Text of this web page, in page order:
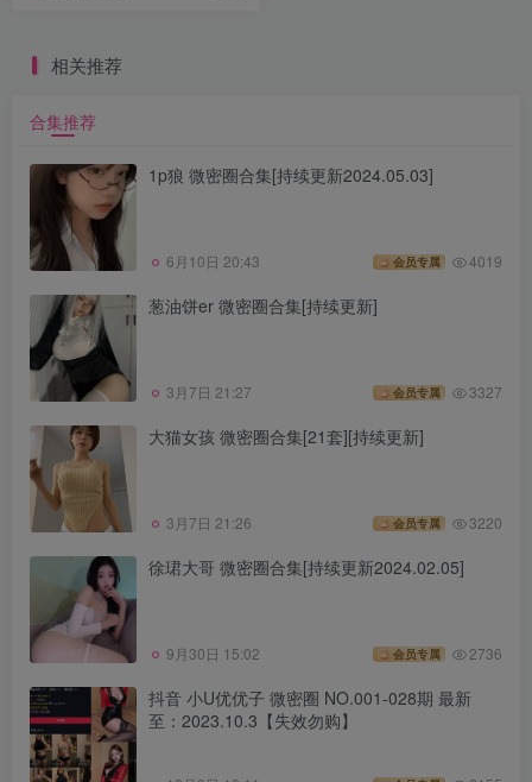
相关推荐
合集推荐
1p狼 微密圈合集[持续更新2024.05.03]
6月10日 20:43 会员专属 4019
葱油饼er 微密圈合集[持续更新]
3月7日 21:27 会员专属 3327
大猫女孩 微密圈合集[21套][持续更新]
3月7日 21:26 会员专属 3220
徐珺大哥 微密圈合集[持续更新2024.02.05]
9月30日 15:02 会员专属 2736
抖音 小U优优子 微密圈 NO.001-028期 最新
至：2023.10.3【失效勿购】